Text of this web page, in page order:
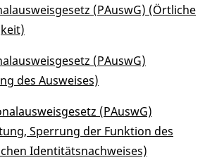
(PAuswG) (Örtliche
(PAuswG)
des Ausweises)
(PAuswG)
Sperrung der Funktion des
Identitätsnachweises)